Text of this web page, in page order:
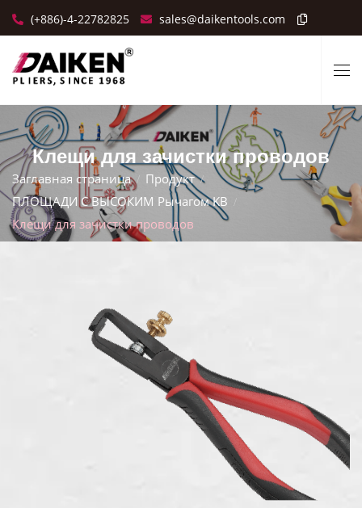
(+886)-4-22782825 sales@daikentools.com
Клещи для зачистки проводов
Заглавная страница
Продукт
ПЛОЩАДИ С ВЫСОКИМ Рычагом KB
Клещи для зачистки проводов